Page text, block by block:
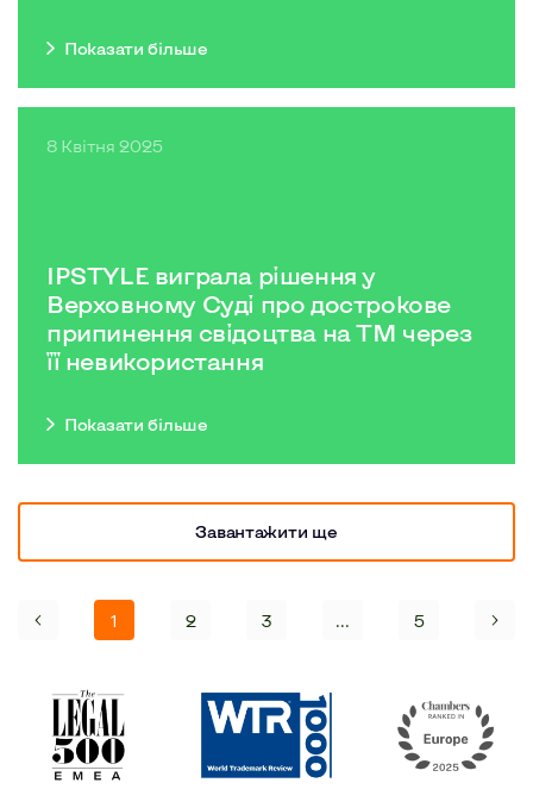
Показати бiльше
8 Квітня 2025
IPSTYLE виграла рішення у
Верховному Суді про дострокове
припинення свідоцтва на ТМ через
її невикористання
Показати бiльше
Завантажити ще
1 2 3 ... 5